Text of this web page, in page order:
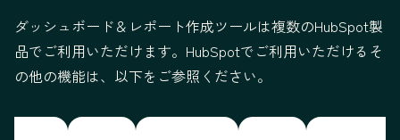
ダッシュボード＆レポート作成ツールは複数のHubSpot製
品でご利用いただけます。HubSpotでご利用いただけるそ
の他の機能は、以下をご参照ください。